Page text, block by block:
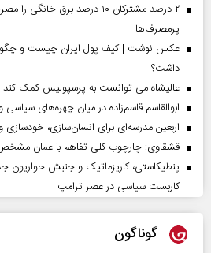
۲ درصد مشترکان ۱۰ درصد برق
پرمصرف‌ها
عکس نوشت | کیف پول ایران چیست و
داشت؟
عالیشاه می توانست به پرسپولیس کمک کند
ابوالقاسم قاسم‌زاده در میان چهره‌های
اربعین مدرسه‌ای برای انسان‌سازی،
قشقاوی: چارچوب کلی تفاهم با عمان
پنطیکاستی، کاریزماتیک و جنبش حواریون
کاربست سیاسی در عصر ترامپ
گوناگون